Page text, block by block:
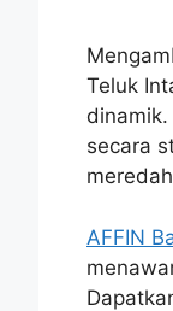
Teluk
secara
AFFIN